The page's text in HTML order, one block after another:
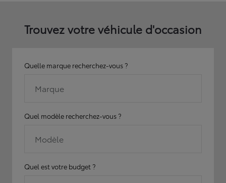
Trouvez votre véhicule d'occasion
Quelle marque recherchez-vous ?
Marque
Quel modèle recherchez-vous ?
Modèle
Quel est votre budget ?